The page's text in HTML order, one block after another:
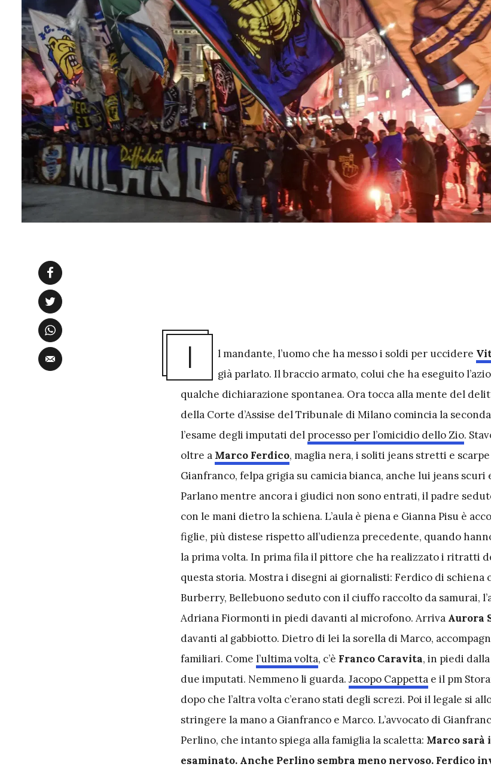
l mandante, l’uomo che ha messo i soldi per uccidere
già parlato. Il braccio armato, colui che ha eseguito
qualche dichiarazione spontanea. Ora tocca alla mente del
della Corte d’Assise del Tribunale di Milano comincia la
l’esame degli imputati del processo per l’omicidio dello Zio.
oltre a Marco Ferdico, maglia nera, i soliti jeans stretti e scarpe
Gianfranco, felpa grigia su camicia bianca, anche lui jeans scuri
Parlano mentre ancora i giudici non sono entrati, il padre
con le mani dietro la schiena. L’aula è piena e Gianna Pisu è
figlie, più distese rispetto all’udienza precedente, quando
la prima volta. In prima fila il pittore che ha realizzato i ritratti
questa storia. Mostra i disegni ai giornalisti: Ferdico di schiena
Burberry, Bellebuono seduto con il ciuffo raccolto da samurai,
Adriana Fiormonti in piedi davanti al microfono. Arriva Aurora
davanti al gabbiotto. Dietro di lei la sorella di Marco,
familiari. Come l’ultima volta, c’è Franco Caravita, in piedi
due imputati. Nemmeno li guarda. Jacopo Cappetta e il pm
dopo che l’altra volta c’erano stati degli screzi. Poi il legale si
stringere la mano a Gianfranco e Marco. L’avvocato di
Perlino, che intanto spiega alla famiglia la scaletta: Marco sarà
esaminato. Anche Perlino sembra meno nervoso. Ferdico